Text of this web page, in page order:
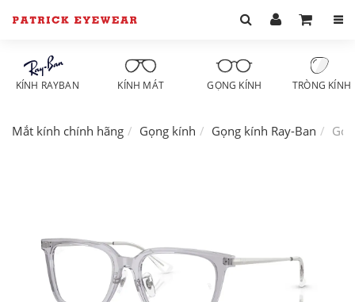
KÍNH RAYBAN KÍNH MÁT GỌNG KÍNH TRÒNG KÍNH
Mắt kính chính hãng Gọng kính Gọng kính Ray-Ban